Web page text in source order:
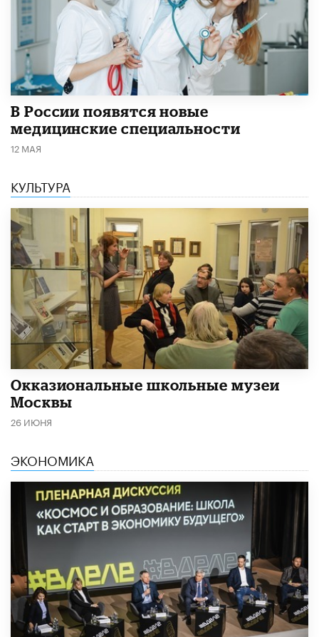
В России появятся новые
медицинские специальности
12 МАЯ
КУЛЬТУРА
​Окказиональные школьные музеи
Москвы
26 ИЮНЯ
ЭКОНОМИКА